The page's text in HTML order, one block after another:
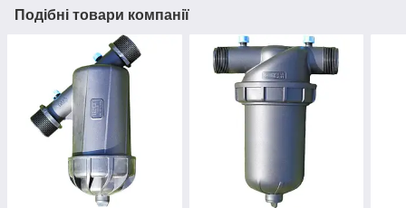
Подібні товари компанії